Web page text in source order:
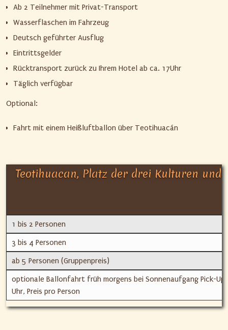
Ab 2 Teilnehmer mit Privat-Transport
Wasserflaschen im Fahrzeug
Deutsch geführter Ausflug
Eintrittsgelder
Rücktransport zurück zu Ihrem Hotel ab ca. 17Uhr
Täglich verfügbar
Optional:
Fahrt mit einem Heißluftballon über Teotihuacán
Teotihuacan, Platz der drei Kulturen und
1 bis 2 Personen
3 bis 4 Personen
ab 5 Personen (Gruppenpreis)
optionale Ballonfahrt früh morgens bei Sonnenaufgang Pick-
Uhr, Preis pro Person